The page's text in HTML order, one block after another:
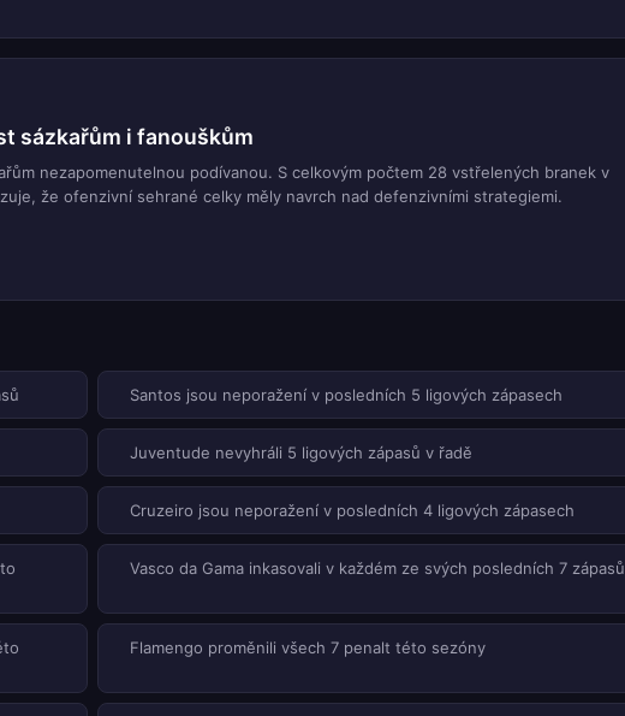
sázkařům i fanouškům
nezapomenutelnou podívanou. S celkovým počtem 28 vstřelených branek v
že ofenzivní sehrané celky měly navrch nad defenzivními strategiemi.
Santos jsou neporažení v posledních 5 ligových zápasech
Juventude nevyhráli 5 ligových zápasů v řadě
Cruzeiro jsou neporažení v posledních 4 ligových zápasech
Vasco da Gama inkasovali v každém ze svých posledních 7 zápasů
Flamengo proměnili všech 7 penalt této sezóny